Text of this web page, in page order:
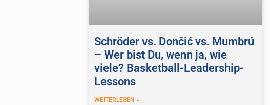
Schröder vs. Dončić vs. Mumbrú
– Wer bist Du, wenn ja, wie
viele? Basketball-Leadership-
Lessons
WEITERLESEN »